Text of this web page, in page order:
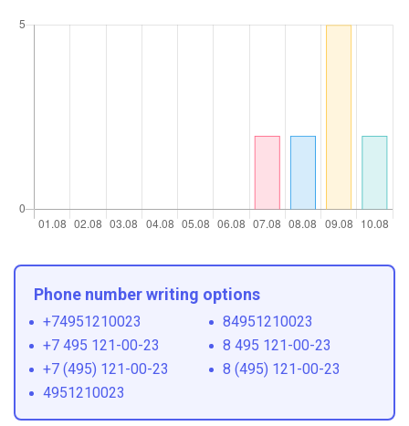
Phone number writing options
+74951210023
84951210023
+7 495 121-00-23
8 495 121-00-23
+7 (495) 121-00-23
8 (495) 121-00-23
4951210023